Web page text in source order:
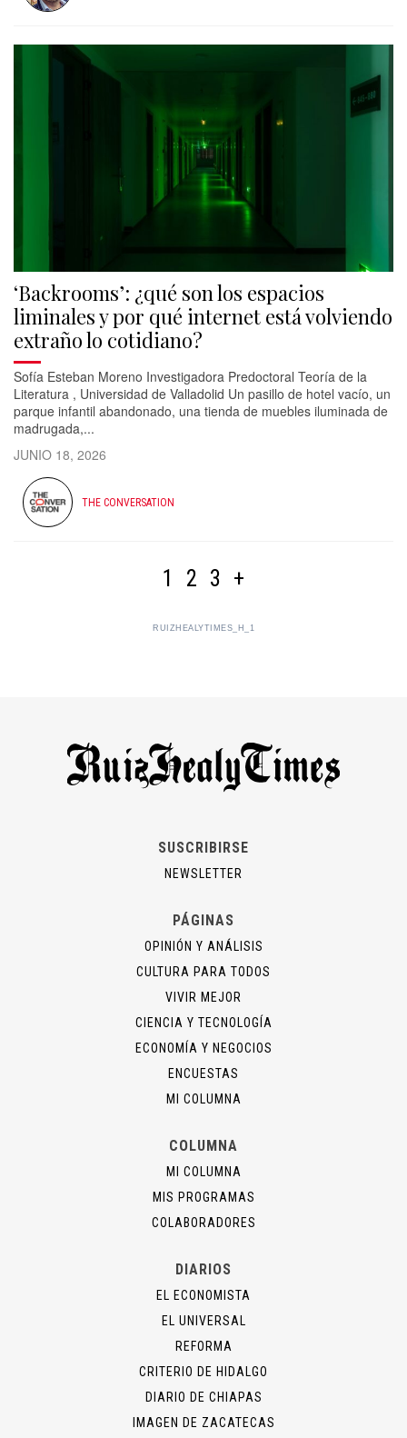
‘Backrooms’: ¿qué son los espacios
liminales y por qué internet está volviendo
extraño lo cotidiano?
Sofía Esteban Moreno Investigadora Predoctoral Teoría de la
Literatura , Universidad de Valladolid Un pasillo de hotel vacío, un
parque infantil abandonado, una tienda de muebles iluminada de
madrugada,...
JUNIO 18, 2026
THE CONVERSATION
1 2 3 +
RUIZHEALYTIMES_H_1
SUSCRIBIRSE
NEWSLETTER
PÁGINAS
OPINIÓN Y ANÁLISIS
CULTURA PARA TODOS
VIVIR MEJOR
CIENCIA Y TECNOLOGÍA
ECONOMÍA Y NEGOCIOS
ENCUESTAS
MI COLUMNA
COLUMNA
MI COLUMNA
MIS PROGRAMAS
COLABORADORES
DIARIOS
EL ECONOMISTA
EL UNIVERSAL
REFORMA
CRITERIO DE HIDALGO
DIARIO DE CHIAPAS
IMAGEN DE ZACATECAS